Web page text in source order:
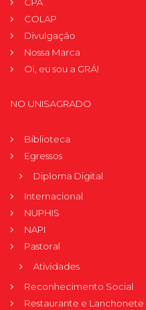
COLAP
Divulgação
Nossa Marca
Oi, eu sou a GRÁ!
NO UNISAGRADO
Biblioteca
Egressos
Diploma Digital
Internacional
NUPHIS
NAPI
Pastoral
Atividades
Reconhecimento Social
Restaurante e Lanchonete